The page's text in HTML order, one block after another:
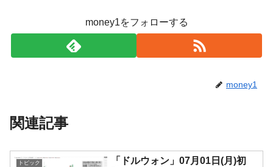
money1をフォローする
money1
関連記事
トピック
「ドルウォン」07月01日(月)初